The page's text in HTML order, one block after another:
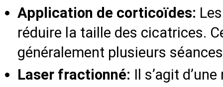
Application de corticoïdes:
réduire la taille des cicatrices.
généralement plusieurs
Laser fractionné: Il s’agit